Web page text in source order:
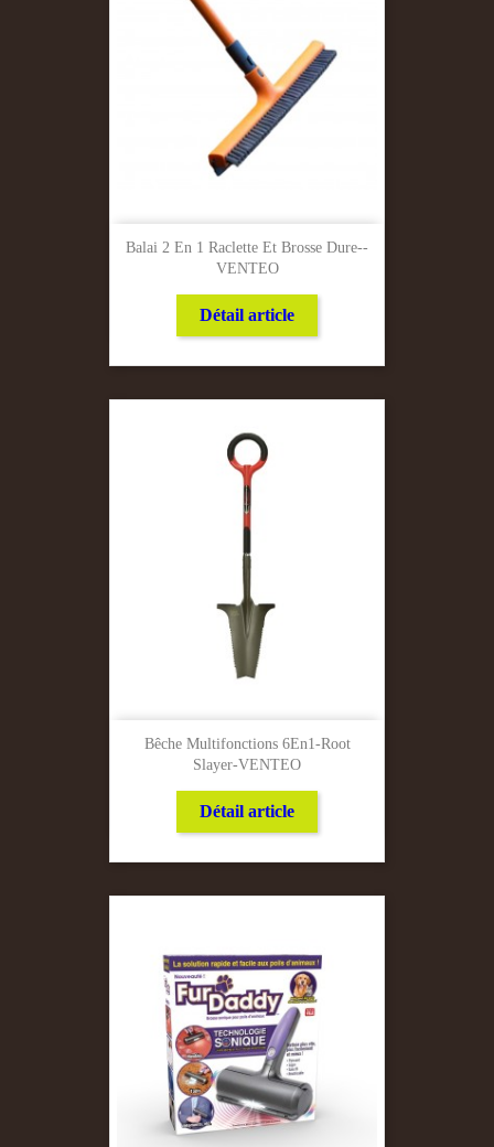
Balai 2 En 1 Raclette Et Brosse Dure--
VENTEO
Détail article
Bêche Multifonctions 6En1-Root
Slayer-VENTEO
Détail article